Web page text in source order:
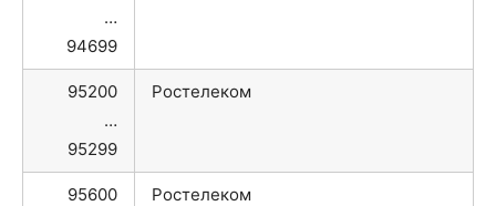
…
94699
95200
…
95299
Ростелеком
95600
Ростелеком